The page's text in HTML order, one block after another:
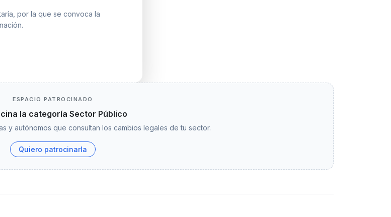
por la que se convoca la
ESPACIO PATROCINADO
la categoría Sector Público
y autónomos que consultan los cambios legales de tu sector.
Quiero patrocinarla